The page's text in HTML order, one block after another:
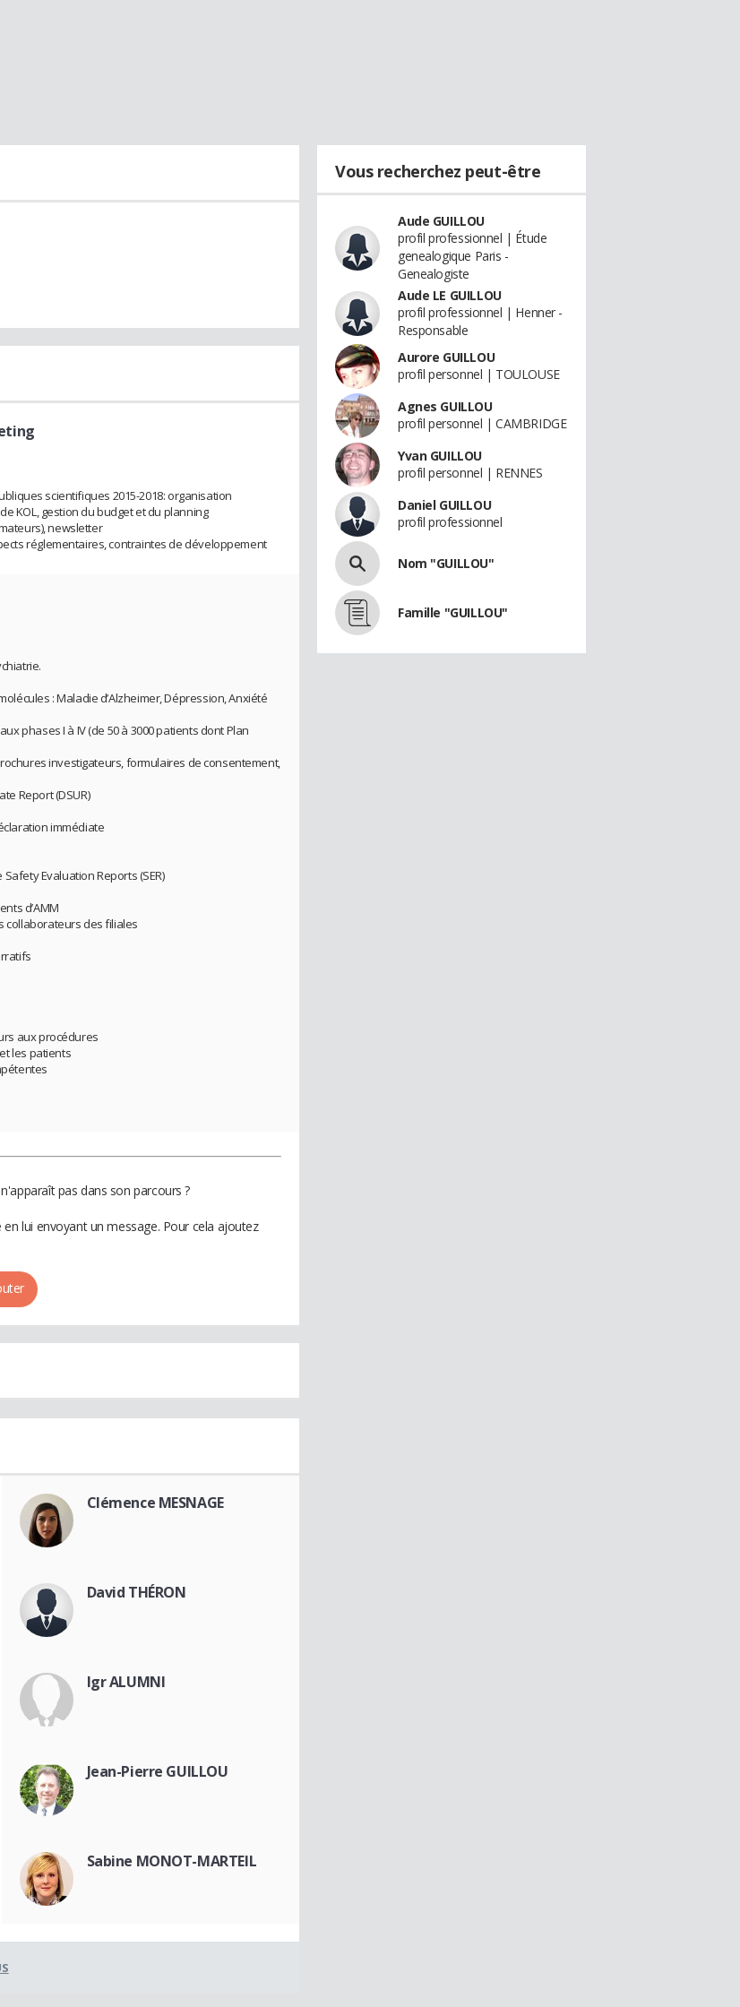
scientifiques 2015-2018: organisation
KOL, gestion du budget et du planning
newsletter
réglementaires, contraintes de développement
: Maladie d’Alzheimer, Dépression, Anxiété
phases I à IV (de 50 à 3000 patients dont Plan
investigateurs, formulaires de consentement,
Report (DSUR)
immédiate
Evaluation Reports (SER)
d’AMM
collaborateurs des filiales
aux procédures
les patients
pas dans son parcours ?
lui envoyant un message. Pour cela ajoutez
Clémence MESNAGE
David THÉRON
Igr ALUMNI
Jean-Pierre GUILLOU
Sabine MONOT-MARTEIL
Vous recherchez peut-être
Aude GUILLOU
profil professionnel | Étude
genealogique Paris -
Genealogiste
Aude LE GUILLOU
profil professionnel | Henner -
Responsable
Aurore GUILLOU
profil personnel | TOULOUSE
Agnes GUILLOU
profil personnel | CAMBRIDGE
Yvan GUILLOU
profil personnel | RENNES
Daniel GUILLOU
profil professionnel
Nom "GUILLOU"
Famille "GUILLOU"